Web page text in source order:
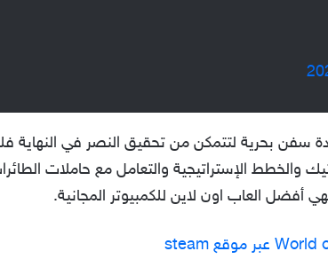
سفن بحرية لتتمكن من تحقيق النصر في النهاية
والخطط الإستراتيجية والتعامل مع حاملات
أفضل العاب اون لاين للكمبيوتر المجانية.